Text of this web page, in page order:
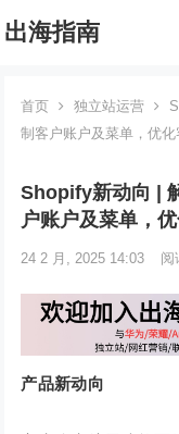
出海指南
首页 独立站运营
制客户账户及菜单，优化
Shopify新动向 |
户账户及菜单，
24 2 月, 2025 14:03 阅
产品新动向